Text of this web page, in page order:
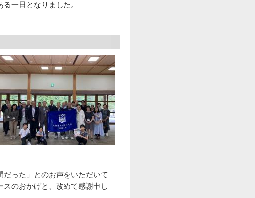
一日となりました。
った」とのお声をいただいて
のおかげと、改めて感謝申し